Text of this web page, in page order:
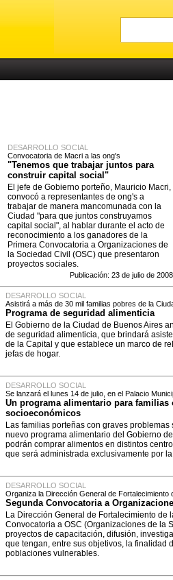
DESARROLLO SOCIAL
Convocatoria de Macri a las ong's
"Tenemos que trabajar juntos para
construir capital social"
El jefe de Gobierno porteño, Mauricio Macri,
convocó a representantes de ong's a
trabajar de manera mancomunada con la
Ciudad "para que juntos construyamos
capital social", al hablar durante el acto de
reconocimiento a los ganadores de la
Primera Convocatoria a Organizaciones de
la Sociedad Civil (OSC) que presentaron
proyectos sociales.
Publicación: 23 de julio de 2008
DESARROLLO SOCIAL
Asistirá a más de 30 mil familias pobres de la
Programa de seguridad alimenticia
El Gobierno de la Ciudad de Buenos Aires
de seguridad alimenticia, que brindará
de la Capital y que establece un marco de
jefas de hogar.
DESARROLLO SOCIAL
Se lanzará el lunes 14 de julio, en el Palacio
Un programa alimentario para familias
socioeconómicos
Las familias porteñas con graves
nuevo programa alimentario del Gobierno
podrán comprar alimentos en distintos
que será administrada exclusivamente por
DESARROLLO SOCIAL
Organiza la Dirección General de Fortalecimiento
Segunda Convocatoria a
La Dirección General de Fortalecimiento
Convocatoria a OSC (Organizaciones de la
proyectos de capacitación, difusión,
que tengan, entre sus objetivos, la finalidad
poblaciones vulnerables.